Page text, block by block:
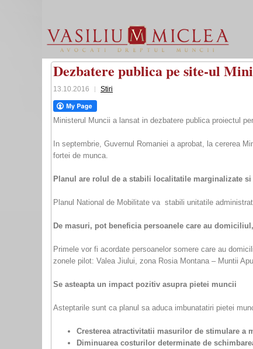
Dezbatere publica pe site-ul
13.10.2016 Stiri
Ministerul Muncii a lansat in dezbatere publica proiectul
In septembrie, Guvernul Romaniei a aprobat, la cererea
fortei de munca.
Planul are rolul de a stabili localitatile marginalizate
Planul National de Mobilitate va stabili unitatile
De masuri, pot beneficia persoanele care au
Primele vor fi acordate persoanelor somere care au
zonele pilot: Valea Jiului, zona Rosia Montana – Muntii
Se asteapta un impact pozitiv asupra pietei muncii
Asteptarile sunt ca planul sa aduca imbunatatiri pietei
Cresterea atractivitatii masurilor de stimulare a
Diminuarea costurilor determinate de